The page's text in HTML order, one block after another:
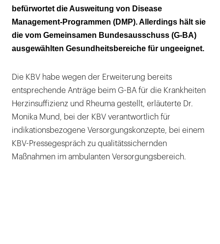
DMP?
Und wer definiert die Kriterien?
befürwortet die Ausweitung von Disease
Management-Programmen (DMP). Allerdings hält sie
die vom Gemeinsamen Bundesausschuss (G-BA)
ausgewählten Gesundheitsbereiche für ungeeignet.
Die KBV habe wegen der Erweiterung bereits
entsprechende Anträge beim G-BA für die Krankheiten
Herzinsuffizienz und Rheuma gestellt, erläuterte Dr.
Monika Mund, bei der KBV verantwortlich für
indikationsbezogene Versorgungskonzepte, bei einem
KBV-Pressegespräch zu qualitätssichernden
Maßnahmen im ambulanten Versorgungsbereich.